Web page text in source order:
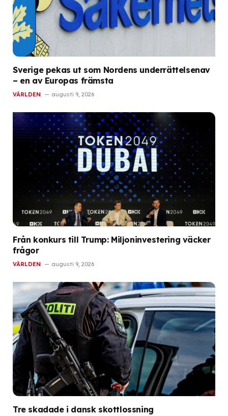
Sverige pekas ut som Nordens underrättelsenav
– en av Europas främsta
VÄRLDEN augusti 9, 2026
Från konkurs till Trump: Miljoninvestering väcker
frågor
VÄRLDEN augusti 9, 2026
Tre skadade i dansk skottlossning